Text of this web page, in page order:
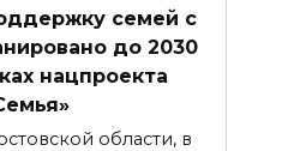
семей с
до 2030
нацпроекта
области, в